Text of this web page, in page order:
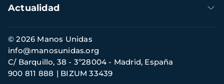
Actualidad
Información
de
contacto
© 2026 Manos Unidas
C/ Barquillo, 38 - 3º28004 - Madrid, España
900 811 888
BIZUM 33439
info@manosunidas.org